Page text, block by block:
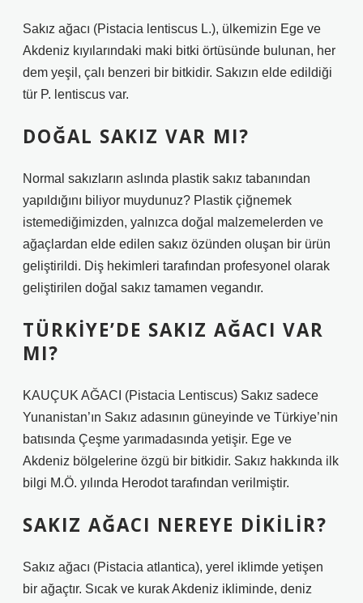
Sakız ağacı (Pistacia lentiscus L.), ülkemizin Ege ve
Akdeniz kıyılarındaki maki bitki örtüsünde bulunan, her
dem yeşil, çalı benzeri bir bitkidir. Sakızın elde edildiği
tür P. lentiscus var.
DOĞAL SAKIZ VAR MI?
Normal sakızların aslında plastik sakız tabanından
yapıldığını biliyor muydunuz? Plastik çiğnemek
istemediğimizden, yalnızca doğal malzemelerden ve
ağaçlardan elde edilen sakız özünden oluşan bir ürün
geliştirildi. Diş hekimleri tarafından profesyonel olarak
geliştirilen doğal sakız tamamen vegandır.
TÜRKIYE’DE SAKIZ AĞACI VAR
MI?
KAUÇUK AĞACI (Pistacia Lentiscus) Sakız sadece
Yunanistan’ın Sakız adasının güneyinde ve Türkiye’nin
batısında Çeşme yarımadasında yetişir. Ege ve
Akdeniz bölgelerine özgü bir bitkidir. Sakız hakkında ilk
bilgi M.Ö. yılında Herodot tarafından verilmiştir.
SAKIZ AĞACI NEREYE DIKILIR?
Sakız ağacı (Pistacia atlantica), yerel iklimde yetişen
bir ağaçtır. Sıcak ve kurak Akdeniz ikliminde, deniz